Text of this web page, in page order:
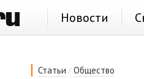
Новости
Статьи /Общество